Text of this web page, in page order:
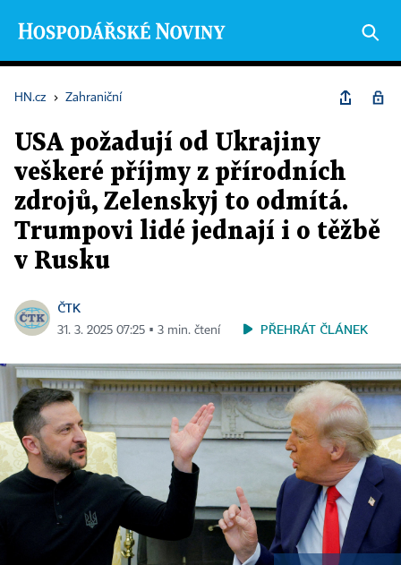
HN.cz › Zahraniční
USA požadují od Ukrajiny
veškeré příjmy z přírodních
zdrojů, Zelenskyj to odmítá.
Trumpovi lidé jednají i o těžbě
v Rusku
ČTK
31. 3. 2025 07:25 ▪ 3 min. čtení PŘEHRÁT ČLÁNEK